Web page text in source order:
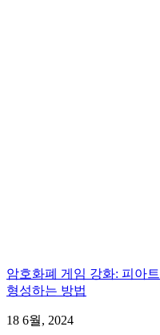
암호화폐 게임 강화: 피아
형성하는 방법
18 6월, 2024